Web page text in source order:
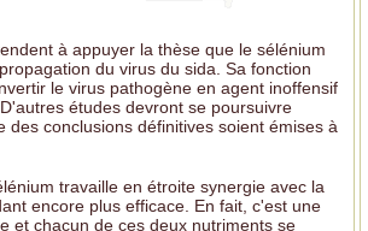
à appuyer la thèse que le sélénium
du virus du sida. Sa fonction
le virus pathogène en agent inoffensif
études devront se poursuivre
des conclusions définitives soient émises à
travaille en étroite synergie avec la
encore plus efficace. En fait, c'est une
et chacun de ces deux nutriments se